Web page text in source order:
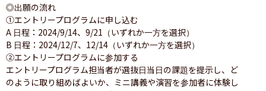
◎出願の流れ
①エントリープログラムに申し込む
A 日程：2024/9/14、9/21（いずれか一方を選択）
B 日程：2024/12/7、12/14（いずれか一方を選択）
②エントリープログラムに参加する
エントリープログラム担当者が選抜日当日の課題を提示し、ど
のように取り組めばよいか、ミニ講義や演習を参加者に体験し